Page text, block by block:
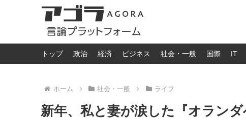
トップ 政治 経済 ビジネス 社会・一般 国際 IT
ホーム 社会・一般 ライフ
新年、私と妻が涙した『オラン